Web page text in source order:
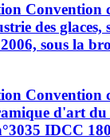
Convention
des glaces,
sous la
Convention
d'art
IDCC